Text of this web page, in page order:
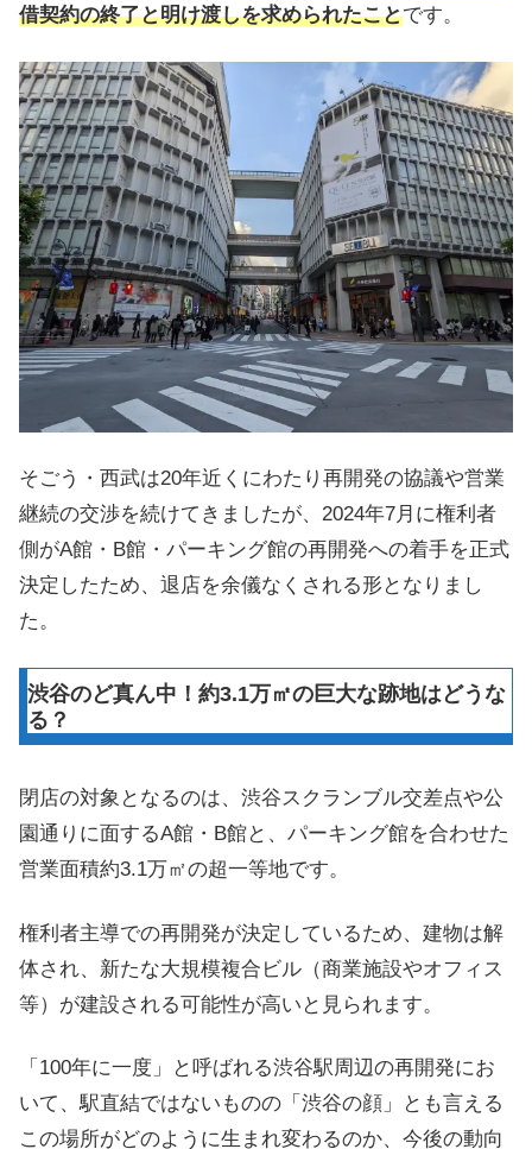
借契約の終了と明け渡しを求められたことです。
そごう・西武は20年近くにわたり再開発の協議や営業
継続の交渉を続けてきましたが、2024年7月に権利者
側がA館・B館・パーキング館の再開発への着手を正式
決定したため、退店を余儀なくされる形となりまし
た。
渋谷のど真ん中！約3.1万㎡の巨大な跡地はどうな
る？
閉店の対象となるのは、渋谷スクランブル交差点や公
園通りに面するA館・B館と、パーキング館を合わせた
営業面積約3.1万㎡の超一等地です。
権利者主導での再開発が決定しているため、建物は解
体され、新たな大規模複合ビル（商業施設やオフィス
等）が建設される可能性が高いと見られます。
「100年に一度」と呼ばれる渋谷駅周辺の再開発にお
いて、駅直結ではないものの「渋谷の顔」とも言える
この場所がどのように生まれ変わるのか、今後の動向